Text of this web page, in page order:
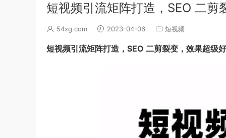
短视频引流矩阵打造，SEO 二
54xg.com 2023-04-06 短视频
短视频引流矩阵打造，SEO 二剪裂变，效果超级